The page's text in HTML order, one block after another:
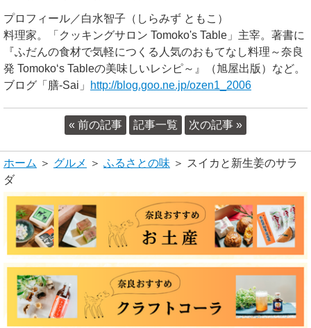
プロフィール／白水智子（しらみず ともこ）
料理家。「クッキングサロン Tomoko's Table」主宰。著書に
『ふだんの食材で気軽につくる人気のおもてなし料理～奈良
発 Tomoko‘s Tableの美味しいレシピ～』（旭屋出版）など。
ブログ「膳-Sai」
http://blog.goo.ne.jp/ozen1_2006
« 前の記事 記事一覧 次の記事 »
ホーム ＞ グルメ ＞ ふるさとの味 ＞ スイカと新生姜のサラ
ダ